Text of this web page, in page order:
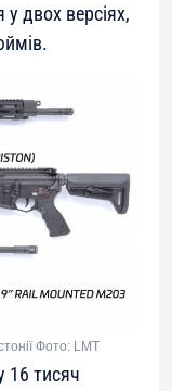
у двох версіях,
Фото: LMT
16 тисяч